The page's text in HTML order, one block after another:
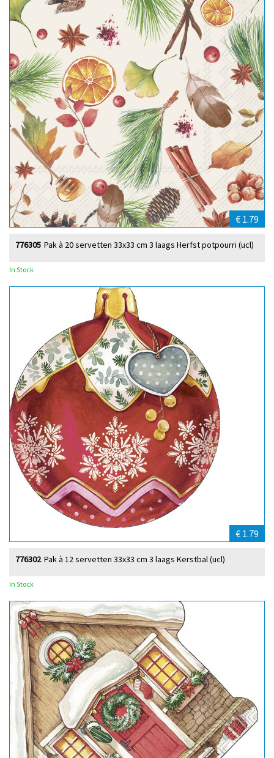
€ 1.79
Pak à 20 servetten 33x33 cm 3 laags Herfst potpourri (ucl)
776305
In Stock
€ 1.79
Pak à 12 servetten 33x33 cm 3 laags Kerstbal (ucl)
776302
In Stock